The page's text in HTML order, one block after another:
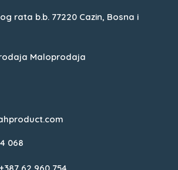
rata b.b. 77220 Cazin, Bosna i
Maloprodaja
068